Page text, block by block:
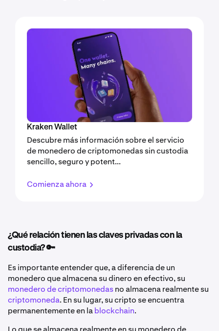
Kraken Wallet
Descubre más información sobre el servicio
de monedero de criptomonedas sin custodia
sencillo, seguro y potent...
Comienza ahora
¿Qué relación tienen las claves privadas con la
custodia? 🔑
Es importante entender que, a diferencia de un
monedero que almacena su dinero en efectivo, su
monedero de criptomonedasno almacena realmente su
criptomoneda. En su lugar, su cripto se encuentra
permanentemente en lablockchain.